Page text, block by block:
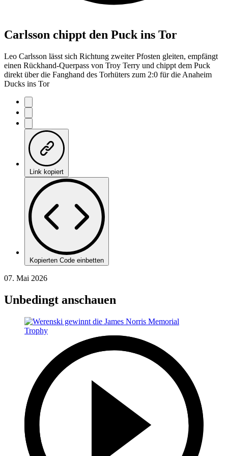
Carlsson chippt den Puck ins Tor
Leo Carlsson lässt sich Richtung zweiter Pfosten gleiten, empfängt
einen Rückhand-Querpass von Troy Terry und chippt dem Puck
direkt über die Fanghand des Torhüters zum 2:0 für die Anaheim
Ducks ins Tor
Link kopiert
Kopierten Code einbetten
07. Mai 2026
Unbedingt anschauen